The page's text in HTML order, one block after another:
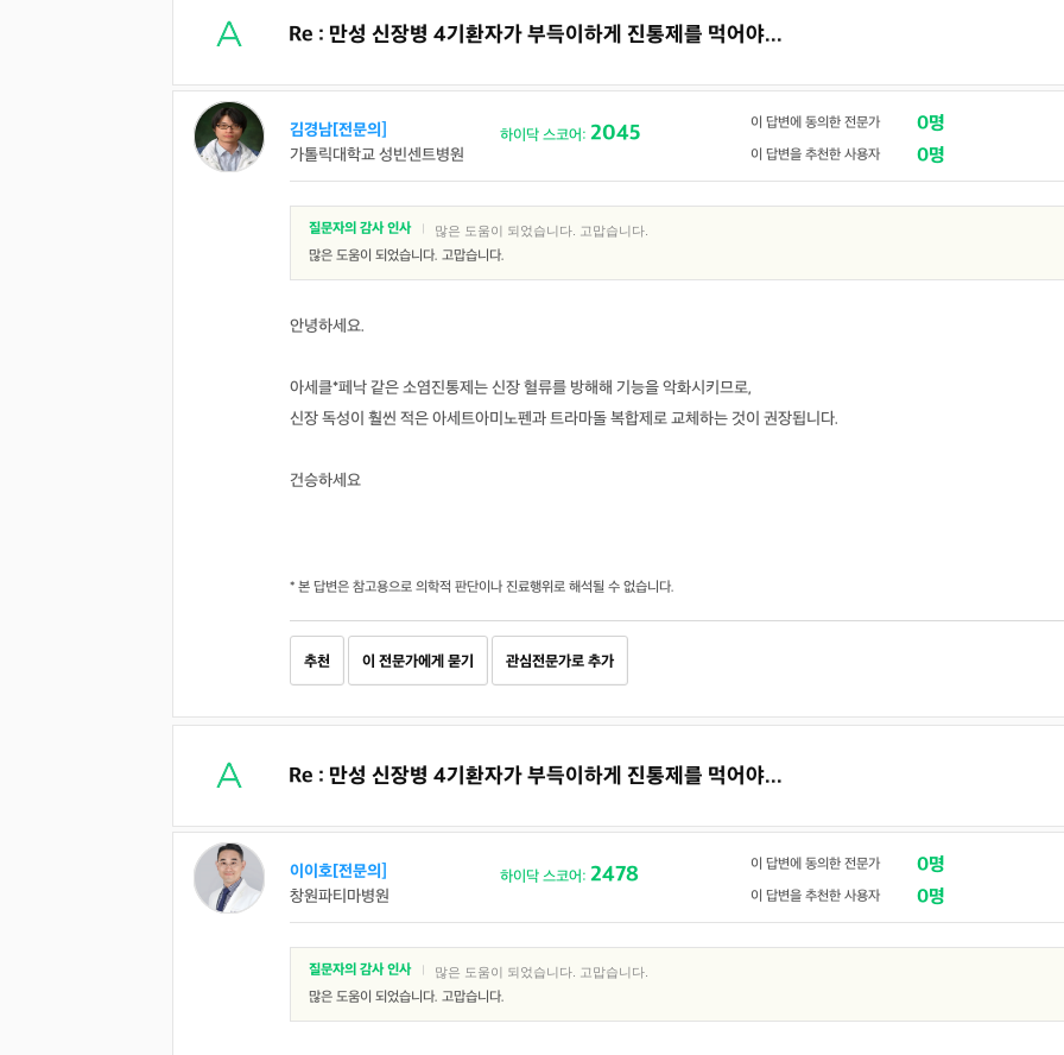
Re : 만성 신장병 4기환자가 부득이하게 진통제를 먹어야...
김경남[전문의]
가톨릭대학교 성빈센트병원
하이닥 스코어: 2045 이 답변에 동의한 전문가 0명
이 답변을 추천한 사용자 0명
질문자의 감사 인사 많은 도움이 되었습니다. 고맙습니다.
많은 도움이 되었습니다. 고맙습니다.
안녕하세요.
아세클*페낙 같은 소염진통제는 신장 혈류를 방해해 기능을 악화시키므로,
신장 독성이 훨씬 적은 아세트아미노펜과 트라마돌 복합제로 교체하는 것이 권장됩니다.
건승하세요
* 본 답변은 참고용으로 의학적 판단이나 진료행위로 해석될 수 없습니다.
추천 이 전문가에게 묻기 관심전문가로 추가
Re : 만성 신장병 4기환자가 부득이하게 진통제를 먹어야...
이이호[전문의]
창원파티마병원
하이닥 스코어: 2478 이 답변에 동의한 전문가 0명
이 답변을 추천한 사용자 0명
질문자의 감사 인사 많은 도움이 되었습니다. 고맙습니다.
많은 도움이 되었습니다. 고맙습니다.
홍인표 전문의
약사 답변왕 의사 답변왕 약사 답변왕